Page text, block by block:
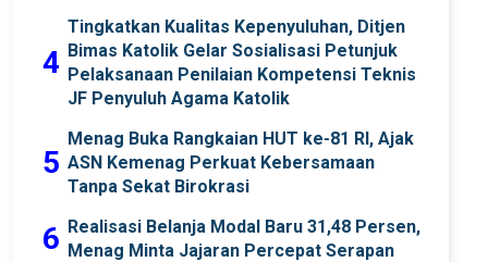
4
Tingkatkan Kualitas Kepenyuluhan, Ditjen
Bimas Katolik Gelar Sosialisasi Petunjuk
Pelaksanaan Penilaian Kompetensi Teknis
JF Penyuluh Agama Katolik
5
Menag Buka Rangkaian HUT ke-81 RI, Ajak
ASN Kemenag Perkuat Kebersamaan
Tanpa Sekat Birokrasi
6 Realisasi Belanja Modal Baru 31,48 Persen,
Menag Minta Jajaran Percepat Serapan